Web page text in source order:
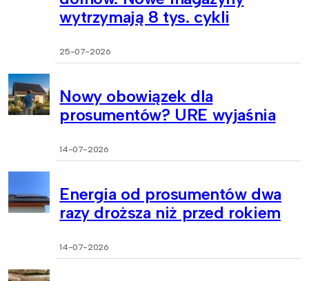
wytrzymają 8 tys. cykli
25-07-2026
Nowy obowiązek dla
prosumentów? URE wyjaśnia
14-07-2026
Energia od prosumentów dwa
razy droższa niż przed rokiem
14-07-2026